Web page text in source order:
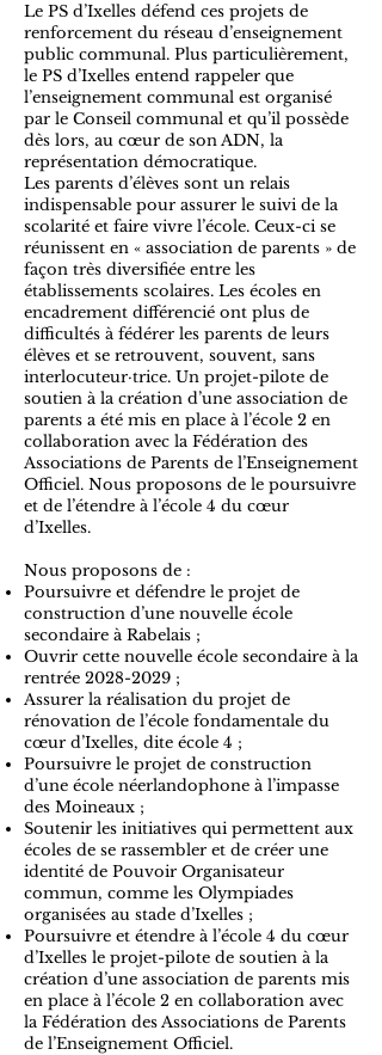
Le PS d’Ixelles défend ces projets de
renforcement du réseau d’enseignement
public communal. Plus particulièrement,
le PS d’Ixelles entend rappeler que
l’enseignement communal est organisé
par le Conseil communal et qu’il possède
dès lors, au cœur de son ADN, la
représentation démocratique.
Les parents d’élèves sont un relais
indispensable pour assurer le suivi de la
scolarité et faire vivre l’école. Ceux-ci se
réunissent en « association de parents » de
façon très diversifiée entre les
établissements scolaires. Les écoles en
encadrement différencié ont plus de
difficultés à fédérer les parents de leurs
élèves et se retrouvent, souvent, sans
interlocuteur·trice. Un projet-pilote de
soutien à la création d’une association de
parents a été mis en place à l’école 2 en
collaboration avec la Fédération des
Associations de Parents de l’Enseignement
Officiel. Nous proposons de le poursuivre
et de l’étendre à l’école 4 du cœur
d’Ixelles.
Nous proposons de :
Poursuivre et défendre le projet de
construction d’une nouvelle école
secondaire à Rabelais ;
Ouvrir cette nouvelle école secondaire à la
rentrée 2028-2029 ;
Assurer la réalisation du projet de
rénovation de l’école fondamentale du
cœur d’Ixelles, dite école 4 ;
Poursuivre le projet de construction
d’une école néerlandophone à l’impasse
des Moineaux ;
Soutenir les initiatives qui permettent aux
écoles de se rassembler et de créer une
identité de Pouvoir Organisateur
commun, comme les Olympiades
organisées au stade d’Ixelles ;
Poursuivre et étendre à l’école 4 du cœur
d’Ixelles le projet-pilote de soutien à la
création d’une association de parents mis
en place à l’école 2 en collaboration avec
la Fédération des Associations de Parents
de l’Enseignement Officiel.